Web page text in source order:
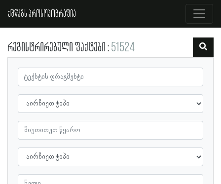
ქშწკგს პროსოპოგრაფია
რეგისტრირებული ფაქტები 51524